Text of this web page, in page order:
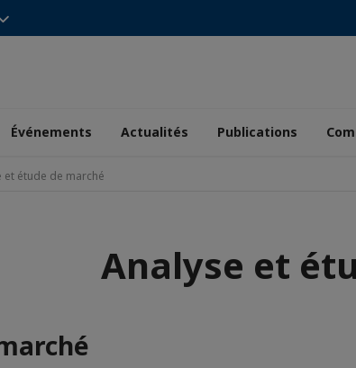
Événements Actualités Publications
et étude de marché
Analyse et